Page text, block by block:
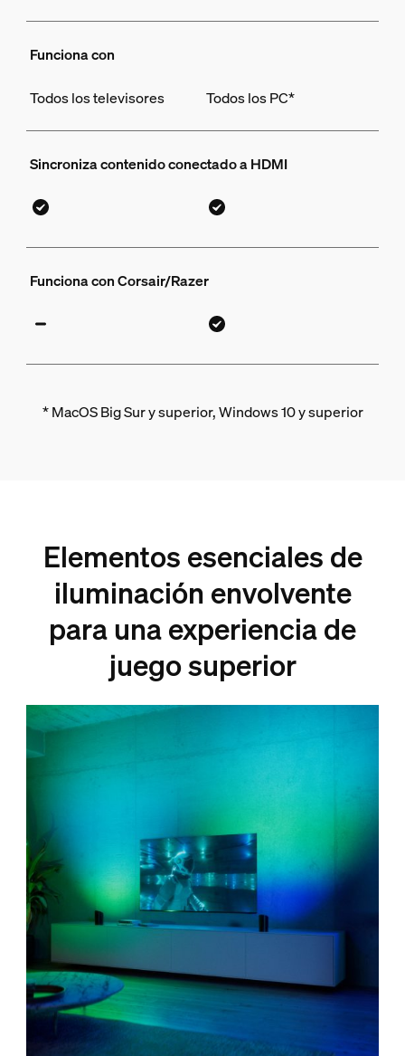
Funciona con
Todos los televisores Todos los PC*
Sincroniza contenido conectado a HDMI
Funciona con Corsair/Razer
* MacOS Big Sur y superior, Windows 10 y superior
Elementos esenciales de
iluminación envolvente
para una experiencia de
juego superior